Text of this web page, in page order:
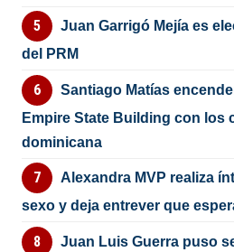
Juan Garrigó Mejía es
del PRM
Santiago Matías
Empire State Building con los
dominicana
Alexandra MVP realiza
sexo y deja entrever que
Juan Luis Guerra puso